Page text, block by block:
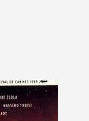
le film.